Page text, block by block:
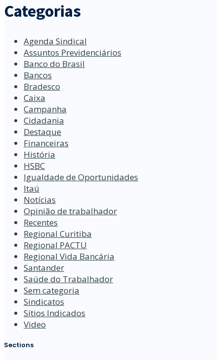
Categorias
Agenda Sindical
Assuntos Previdenciários
Banco do Brasil
Bancos
Bradesco
Caixa
Campanha
Cidadania
Destaque
Financeiras
História
HSBC
Igualdade de Oportunidades
Itaú
Notícias
Opinião de trabalhador
Recentes
Regional Curitiba
Regional PACTU
Regional Vida Bancária
Santander
Saúde do Trabalhador
Sem categoria
Sindicatos
Sítios Indicados
Video
Sections